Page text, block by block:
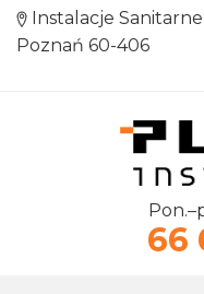
Instalacje
Poznań 60-406
66